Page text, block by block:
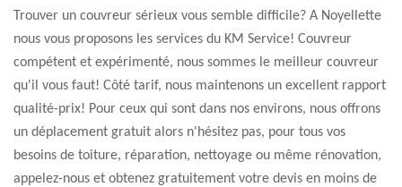
Trouver un couvreur sérieux vous semble difficile? A Noyellette
nous vous proposons les services du KM Service! Couvreur
compétent et expérimenté, nous sommes le meilleur couvreur
qu'il vous faut! Côté tarif, nous maintenons un excellent rapport
qualité-prix! Pour ceux qui sont dans nos environs, nous offrons
un déplacement gratuit alors n'hésitez pas, pour tous vos
besoins de toiture, réparation, nettoyage ou même rénovation,
appelez-nous et obtenez gratuitement votre devis en moins de